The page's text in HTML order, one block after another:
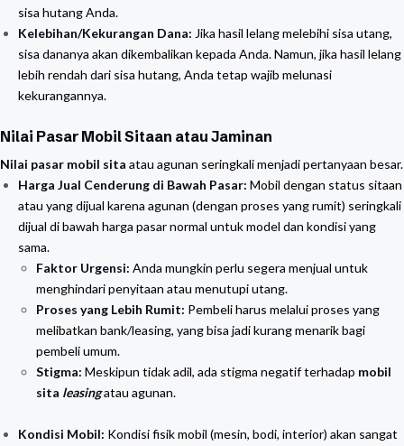
sisa hutang Anda.
Kelebihan/Kekurangan Dana: Jika hasil lelang melebihi sisa utang,
sisa dananya akan dikembalikan kepada Anda. Namun, jika hasil lelang
lebih rendah dari sisa hutang, Anda tetap wajib melunasi
kekurangannya.
Nilai Pasar Mobil Sitaan atau Jaminan
Nilai pasar mobil sita atau agunan seringkali menjadi pertanyaan besar.
Harga Jual Cenderung di Bawah Pasar: Mobil dengan status sitaan
atau yang dijual karena agunan (dengan proses yang rumit) seringkali
dijual di bawah harga pasar normal untuk model dan kondisi yang
sama.
Faktor Urgensi: Anda mungkin perlu segera menjual untuk
menghindari penyitaan atau menutupi utang.
Proses yang Lebih Rumit: Pembeli harus melalui proses yang
melibatkan bank/leasing, yang bisa jadi kurang menarik bagi
pembeli umum.
Stigma: Meskipun tidak adil, ada stigma negatif terhadap mobil
sita leasingatau agunan.
Kondisi Mobil: Kondisi fisik mobil (mesin, bodi, interior) akan sangat